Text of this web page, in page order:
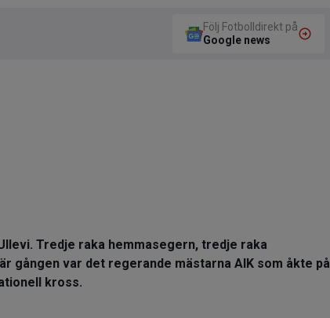
Följ Fotbolldirekt på
Google news
Tredje raka hemmasegern, tredje raka
gången var det regerande mästarna AIK som åkte på
kross.